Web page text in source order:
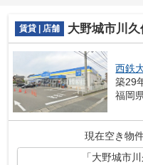
賃貸 | 店舗 大野城市川
西鉄
築29
福岡
現在空き物
「大野城市